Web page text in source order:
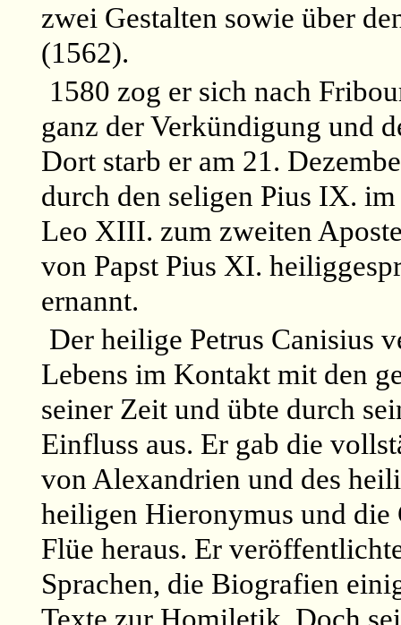
zwei Gestalten sowie über
(1562).
1580 zog er sich nach
ganz der Verkündigung und
Dort starb er am 21.
durch den seligen Pius IX.
Leo XIII. zum zweiten
von Papst Pius XI.
ernannt.
Der heilige Petrus Canisius
Lebens im Kontakt mit den
seiner Zeit und übte durch
Einfluss aus. Er gab die
von Alexandrien und des
heiligen Hieronymus und die
Flüe heraus. Er
Sprachen, die Biografien